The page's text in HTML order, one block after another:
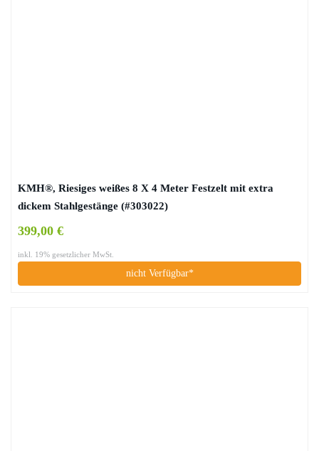
KMH®, Riesiges weißes 8 X 4 Meter Festzelt mit extra
dickem Stahlgestänge (#303022)
399,00 €
inkl. 19% gesetzlicher MwSt.
nicht Verfügbar*